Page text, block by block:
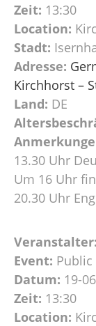
Zeit: 13:30
Location:
Stadt:
Adresse:
Kirchhorst –
Land: DE
13.30 Uhr
Um 16 Uhr
20.30 Uhr
Veranstalter:
Event: Public
Datum: 19-
Zeit: 13:30
Location: